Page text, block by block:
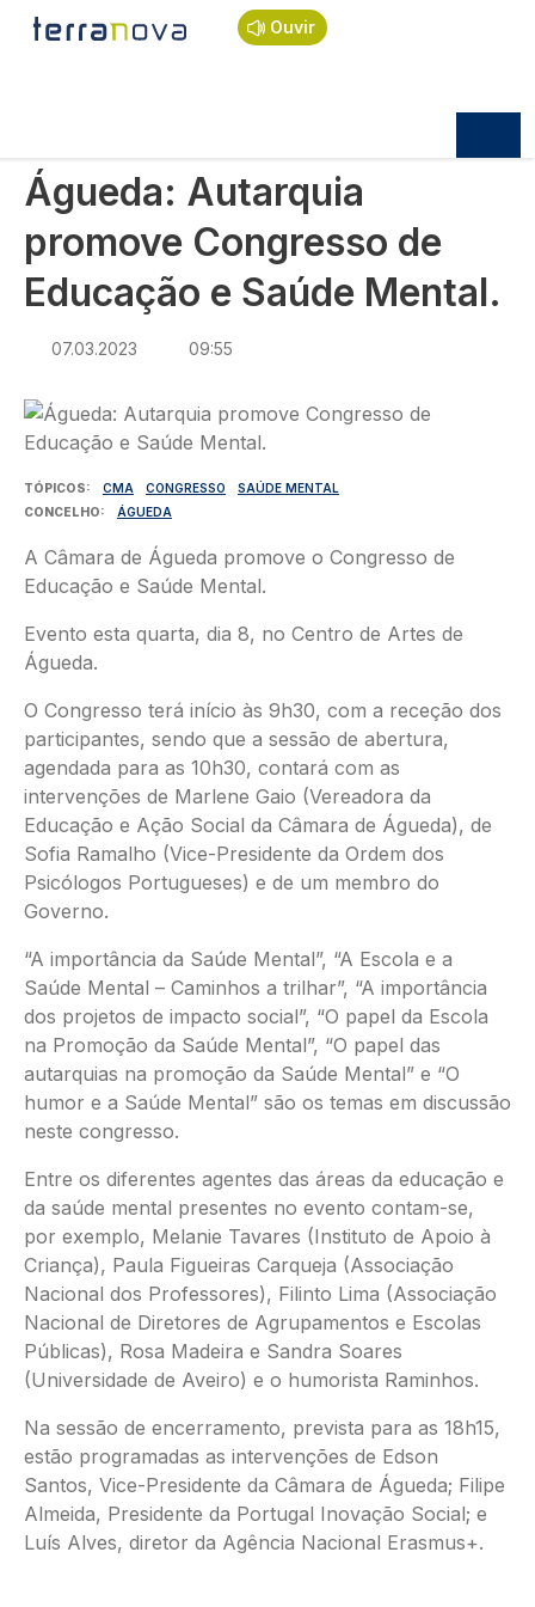
Passar para o conteúdo principal
Ouvir
Navegação estrutural
Início
Política
Águeda: Autarquia promove Congresso de
Águeda: Autarquia
promove Congresso de
Educação e Saúde Mental.
07.03.2023 09:55
Imagem
TÓPICOS CMA CONGRESSO
SAÚDE MENTAL
CONCELHO
ÁGUEDA
A Câmara de Águeda promove o Congresso de
Educação e Saúde Mental.
Evento esta quarta, dia 8, no Centro de Artes de
Águeda.
O Congresso terá início às 9h30, com a receção dos
participantes, sendo que a sessão de abertura,
agendada para as 10h30, contará com as
intervenções de Marlene Gaio (Vereadora da
Educação e Ação Social da Câmara de Águeda), de
Sofia Ramalho (Vice-Presidente da Ordem dos
Psicólogos Portugueses) e de um membro do
Governo.
“A importância da Saúde Mental”, “A Escola e a
Saúde Mental – Caminhos a trilhar”, “A importância
dos projetos de impacto social”, “O papel da Escola
na Promoção da Saúde Mental”, “O papel das
autarquias na promoção da Saúde Mental” e “O
humor e a Saúde Mental” são os temas em discussão
neste congresso.
Entre os diferentes agentes das áreas da educação e
da saúde mental presentes no evento contam-se,
por exemplo, Melanie Tavares (Instituto de Apoio à
Criança), Paula Figueiras Carqueja (Associação
Nacional dos Professores), Filinto Lima (Associação
Nacional de Diretores de Agrupamentos e Escolas
Públicas), Rosa Madeira e Sandra Soares
(Universidade de Aveiro) e o humorista Raminhos.
Na sessão de encerramento, prevista para as 18h15,
estão programadas as intervenções de Edson
Santos, Vice-Presidente da Câmara de Águeda; Filipe
Almeida, Presidente da Portugal Inovação Social; e
Luís Alves, diretor da Agência Nacional Erasmus+.